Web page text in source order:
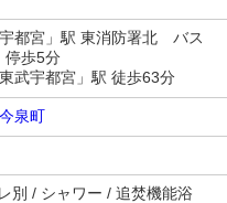
宇都宮」駅 東消防署北 バス
歩5分
武宇都宮」駅 徒歩63分
泉町
別 / シャワー / 追焚機能浴